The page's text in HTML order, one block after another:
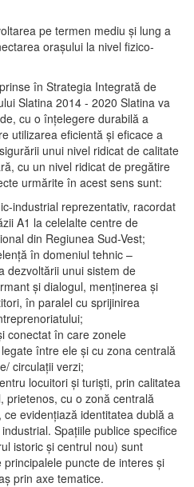
pe termen mediu şi lung a
oraşului la nivel fizico-
în Strategia Integrată de
Slatina 2014 - 2020 Slatina va
cu o înţelegere durabilă a
utilizarea eficientă şi eficace a
unui nivel ridicat de calitate
cu un nivel ridicat de pregătire
urmărite în acest sens sunt:
industrial reprezentativ, racordat
A1 la celelalte centre de
din Regiunea Sud-Vest;
în domeniul tehnic –
dezvoltării unui sistem de
şi dialogul, menţinerea şi
în paralel cu sprijinirea
conectat în care zonele
între ele şi cu zona centrală
circulații verzi;
locuitori şi turişti, prin calitatea
prietenos, cu o zonă centrală
evidenţiază identitatea dublă a
Spaţiile publice specifice
istoric şi centrul nou) sunt
puncte de interes şi
prin axe tematice.